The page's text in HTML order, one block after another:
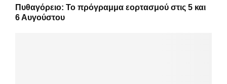
Πυθαγόρειο: Το πρόγραμμα εορτασμού στις 5 και
6 Αυγούστου